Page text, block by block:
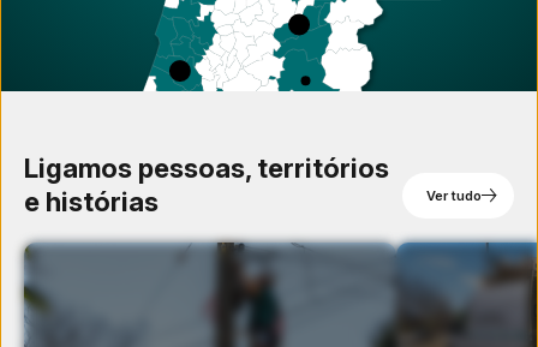
Ligamos pessoas, territórios
e histórias
Ver tudo